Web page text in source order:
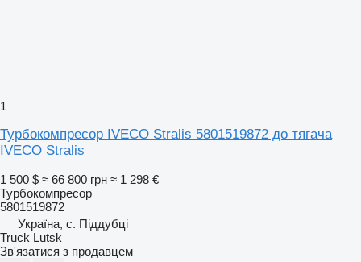
1
Турбокомпресор IVECO Stralis 5801519872 до тягача
IVECO Stralis
1 500 $ ≈ 66 800 грн ≈ 1 298 €
Турбокомпресор
5801519872
Україна, с. Піддубці
Truck Lutsk
Зв'язатися з продавцем